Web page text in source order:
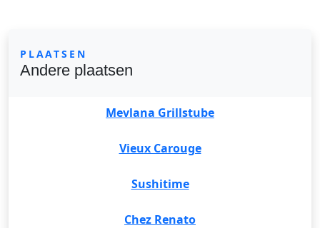
PLAATSEN
Andere plaatsen
Mevlana Grillstube
Vieux Carouge
Sushitime
Chez Renato